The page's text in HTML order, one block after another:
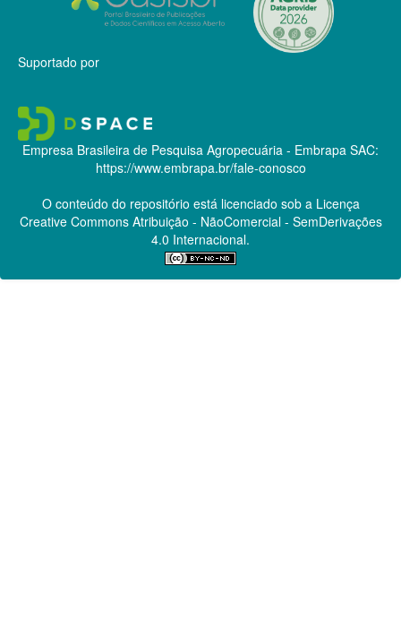
Suportado por
Empresa Brasileira de Pesquisa Agropecuária - Embrapa SAC:
https://www.embrapa.br/fale-conosco
O conteúdo do repositório está licenciado sob a Licença
Creative CommonsAtribuição - NãoComercial - SemDerivações
4.0 Internacional.